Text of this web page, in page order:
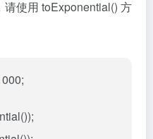
使用 toExponential() 方